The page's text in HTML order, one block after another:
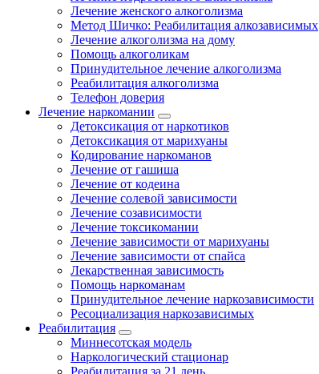
Лечение женского алкоголизма
Метод Шичко: Реабилитация алкозависимых
Лечение алкоголизма на дому
Помощь алкоголикам
Принудительное лечение алкоголизма
Реабилитация алкоголизма
Телефон доверия
Лечение наркомании
Детоксикация от наркотиков
Детоксикация от марихуаны
Кодирование наркоманов
Лечение от гашиша
Лечение от кодеина
Лечение солевой зависимости
Лечение созависимости
Лечение токсикомании
Лечение зависимости от марихуаны
Лечение зависимости от спайса
Лекарственная зависимость
Помощь наркоманам
Принудительное лечение наркозависимости
Ресоциализация наркозависимых
Реабилитация
Миннесотская модель
Наркологический стационар
Реабилитация за 21 день